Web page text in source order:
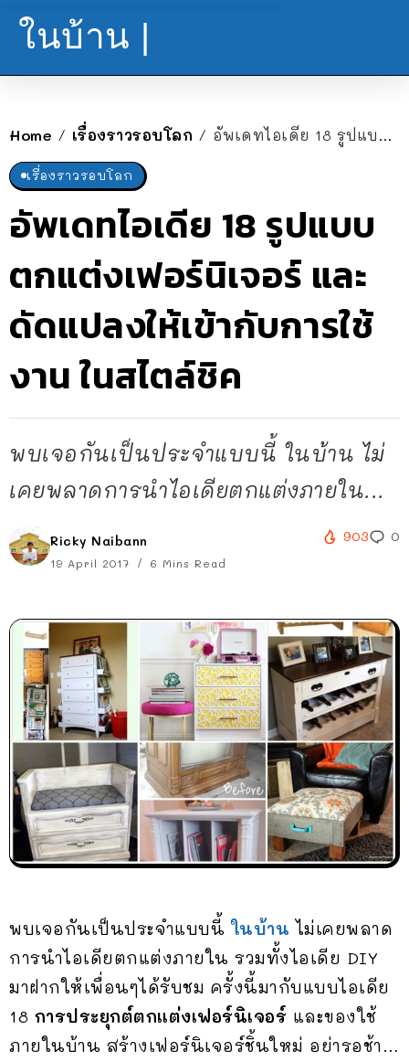
ในบ้าน |
Home / เรื่องราวรอบโลก / อัพเดทไอเดีย 18 รูปแบบ ตกแต่งเฟอร์นิเจอร์ และดัดแปลงให้เข้ากับการใช้งาน ในสไตล์ชิค
เรื่องราวรอบโลก
อัพเดทไอเดีย 18 รูปแบบ
ตกแต่งเฟอร์นิเจอร์ และ
ดัดแปลงให้เข้ากับการใช้
งาน ในสไตล์ชิค
พบเจอกันเป็นประจำแบบนี้ ในบ้าน ไม่
เคยพลาดการนำไอเดียตกแต่งภายใน...
Ricky Naibann
19 April 2017 6 Mins Read
903 0
พบเจอกันเป็นประจำแบบนี้ในบ้าน ไม่เคยพลาด
การนำไอเดียตกแต่งภายใน รวมทั้งไอเดีย DIY
มาฝากให้เพื่อนๆได้รับชม ครั้งนี้มากับแบบไอเดีย
18 การประยุกต์ตกแต่งเฟอร์นิเจอร์ และของใช้
ภายในบ้าน สร้างเฟอร์นิเจอร์ชิ้นใหม่ อย่ารอช้า…